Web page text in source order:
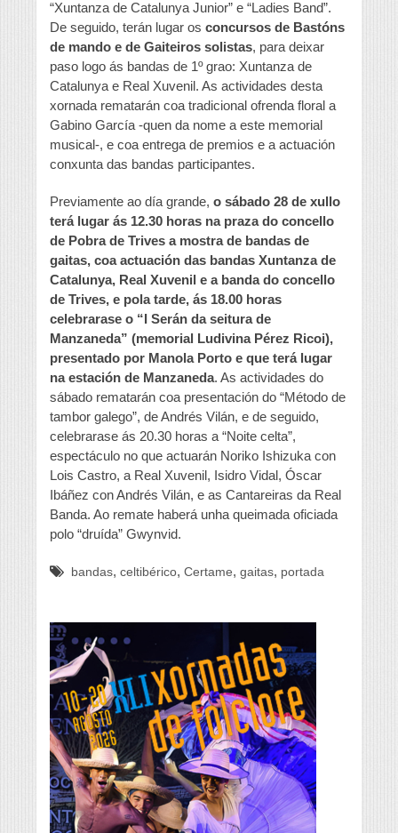
“Xuntanza de Catalunya Junior” e “Ladies Band”.
De seguido, terán lugar os concursos de Bastóns
de mando e de Gaiteiros solistas, para deixar
paso logo ás bandas de 1º grao: Xuntanza de
Catalunya e Real Xuvenil. As actividades desta
xornada rematarán coa tradicional ofrenda floral a
Gabino García -quen da nome a este memorial
musical-, e coa entrega de premios e a actuación
conxunta das bandas participantes.
Previamente ao día grande, o sábado 28 de xullo
terá lugar ás 12.30 horas na praza do concello
de Pobra de Trives a mostra de bandas de
gaitas, coa actuación das bandas Xuntanza de
Catalunya, Real Xuvenil e a banda do concello
de Trives, e pola tarde, ás 18.00 horas
celebrarase o “I Serán da seitura de
Manzaneda” (memorial Ludivina Pérez Ricoi),
presentado por Manola Porto e que terá lugar
na estación de Manzaneda. As actividades do
sábado rematarán coa presentación do “Método de
tambor galego”, de Andrés Vilán, e de seguido,
celebrarase ás 20.30 horas a “Noite celta”,
espectáculo no que actuarán Noriko Ishizuka con
Lois Castro, a Real Xuvenil, Isidro Vidal, Óscar
Ibáñez con Andrés Vilán, e as Cantareiras da Real
Banda. Ao remate haberá unha queimada oficiada
polo “druída” Gwynvid.
bandas, celtibérico, Certame, gaitas, portada